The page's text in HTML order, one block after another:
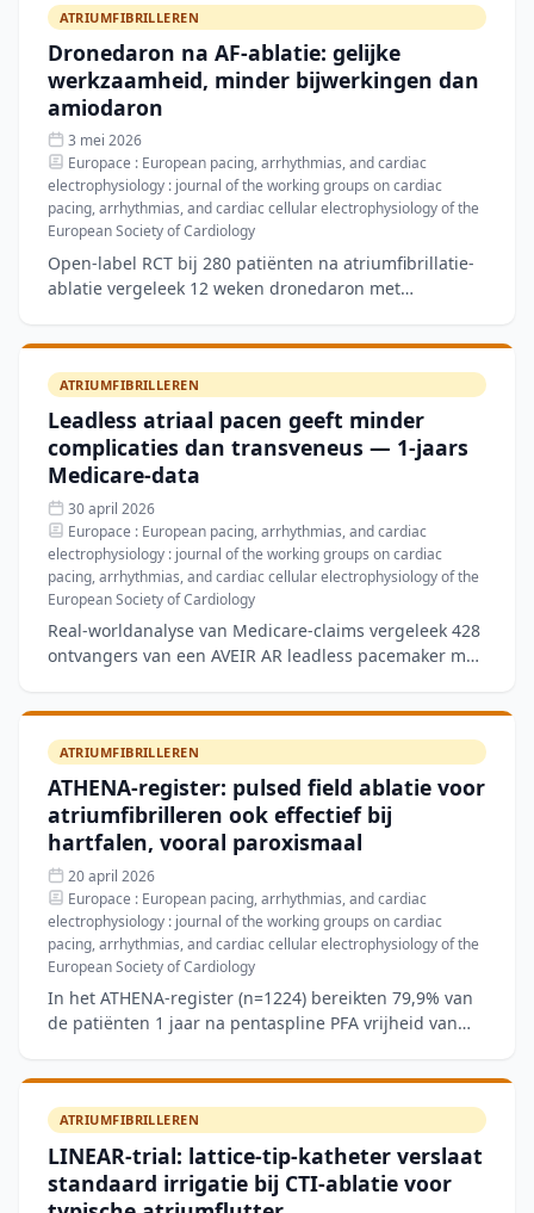
ATRIUMFIBRILLEREN
Dronedaron na AF-ablatie: gelijke
werkzaamheid, minder bijwerkingen dan
amiodaron
3 mei 2026
Europace : European pacing, arrhythmias, and cardiac
electrophysiology : journal of the working groups on cardiac
pacing, arrhythmias, and cardiac cellular electrophysiology of the
European Society of Cardiology
Open-label RCT bij 280 patiënten na atriumfibrillatie-
ablatie vergeleek 12 weken dronedaron met
van atriale ta
ATRIUMFIBRILLEREN
Leadless atriaal pacen geeft minder
complicaties dan transveneus — 1-jaars
Medicare-data
30 april 2026
Europace : European pacing, arrhythmias, and cardiac
electrophysiology : journal of the working groups on cardiac
pacing, arrhythmias, and cardiac cellular electrophysiology of the
European Society of Cardiology
Real-worldanalyse van Medicare-claims vergeleek 428
ontvangers van een AVEIR AR leadless pacemaker met
right-atri
ATRIUMFIBRILLEREN
ATHENA-register: pulsed field ablatie voor
atriumfibrilleren ook effectief bij
hartfalen, vooral paroxismaal
20 april 2026
Europace : European pacing, arrhythmias, and cardiac
electrophysiology : journal of the working groups on cardiac
pacing, arrhythmias, and cardiac cellular electrophysiology of the
European Society of Cardiology
In het ATHENA-register (n=1224) bereikten 79,9% van
de patiënten 1 jaar na pentaspline PFA vrijheid van
vrij
ATRIUMFIBRILLEREN
LINEAR-trial: lattice-tip-katheter verslaat
standaard irrigatie bij CTI-ablatie voor